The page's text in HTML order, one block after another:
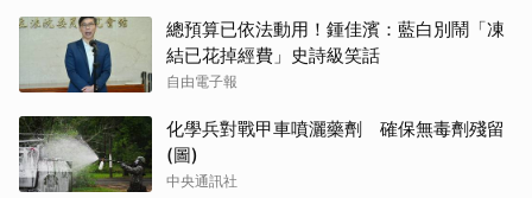
總預算已依法動用！鍾佳濱：藍白別鬧「凍
結已花掉經費」史詩級笑話
自由電子報
化學兵對戰甲車噴灑藥劑 確保無毒劑殘留
(圖)
中央通訊社